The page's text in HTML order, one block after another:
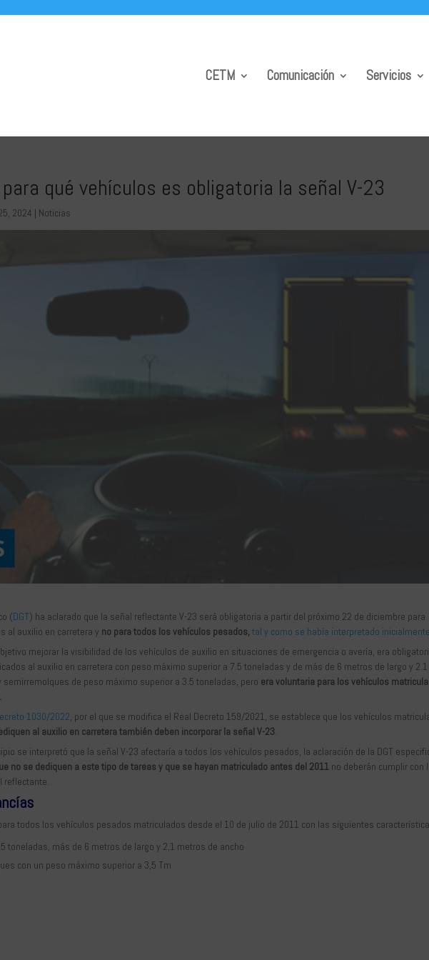
CETM Comunicación Servicios
para qué vehículos es obligatoria la señal V-23
2024 | Noticias
(DGT) ha aclarado que la señal reflectante V-23 será obligatoria a partir del próximo 22 de diciembre para
al auxilio en carretera y no para todos los vehículos pesados, tal y como se había interpretado
mejorar la visibilidad de los vehículos de auxilio en situaciones de emergencia o avería, era
al auxilio en carretera con peso máximo superior a 7.5 toneladas y de más de 6 metros de largo y
de peso máximo superior a 3.5 toneladas, pero era voluntaria para los vehículos
1030/2022, por el que se modifica el Real Decreto 159/2021, se establece que los vehículos
al auxilio en carretera también deben incorporar la señal V-23.
se interpretó que la señal V-23 afectaría a todos los vehículos pesados, la aclaración de la DGT
no se dediquen a este tipo de tareas y que se hayan matriculado antes del 2011 no deberán cumplir con
reflectante.
todos los vehículos pesados matriculados desde el 10 de julio de 2011 con las siguientes
toneladas, más de 6 metros de largo y 2,1 metros de ancho
con un peso máximo superior a 3,5 Tm